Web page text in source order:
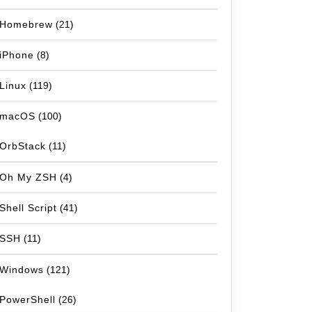
Homebrew (21)
iPhone (8)
Linux (119)
macOS (100)
OrbStack (11)
Oh My ZSH (4)
Shell Script (41)
SSH (11)
Windows (121)
PowerShell (26)